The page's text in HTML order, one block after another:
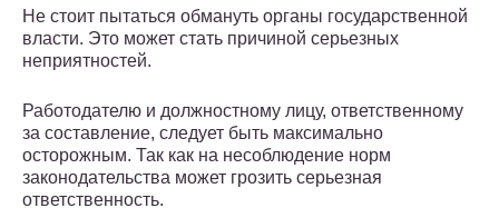
Не стоит пытаться обмануть органы государственной
власти. Это может стать причиной серьезных
неприятностей.
Работодателю и должностному лицу, ответственному
за составление, следует быть максимально
осторожным. Так как на несоблюдение норм
законодательства может грозить серьезная
ответственность.